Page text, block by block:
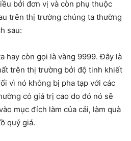
bởi đơn vị và còn phụ thuộc
trên thị trường chúng ta thường
sau:
hay còn gọi là vàng 9999. Đây là
trên thị trường bởi độ tinh khiết
vì nó không bị pha tạp với các
có giá trị cao do đó nó sẽ
mục đích làm của cải, làm quà
quý giá.